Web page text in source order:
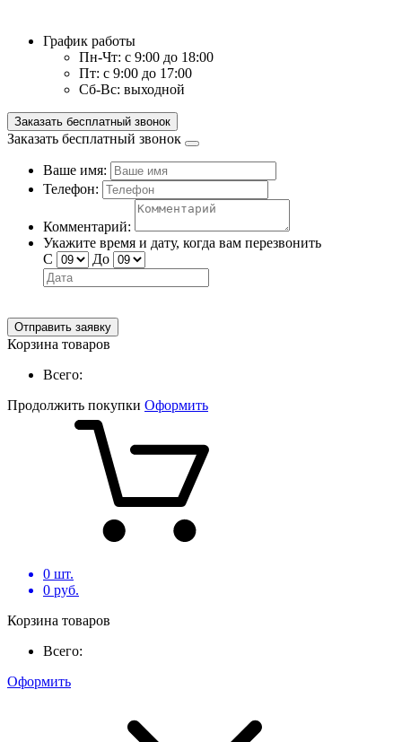
График работы
Пн-Чт: с 9:00 до 18:00
Пт: с 9:00 до 17:00
Сб-Вс: выходной
Заказать бесплатный звонок
Заказать бесплатный звонок
Ваше имя:
Телефон:
Комментарий:
Укажите время и дату, когда вам перезвонить
С
До
Отправить заявку
Корзина товаров
Всего:
Продолжить покупки Оформить
0 шт.
0 руб.
Корзина товаров
Всего:
Оформить